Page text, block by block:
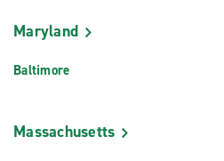
Maryland
Baltimore
Massachusetts